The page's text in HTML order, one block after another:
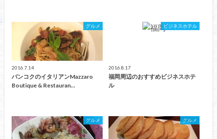
グルメ
2016.7.14
バンコクのイタリアンMazzaro
Boutique & Restauran…
ビジネスホテル
2016.8.17
福岡周辺のおすすめビジネスホテ
ル
グルメ グルメ